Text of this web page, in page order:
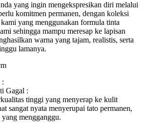
yang ingin mengekspresikan diri melalui
komitmen permanen, dengan koleksi
yang menggunakan formula tinta
sehingga mampu meresap ke lapisan
warna yang tajam, realistis, serta
lamanya.
:
Gagal :
tinggi yang menyerap ke kulit
sangat nyata menyerupai tato permanen,
mengganggu.